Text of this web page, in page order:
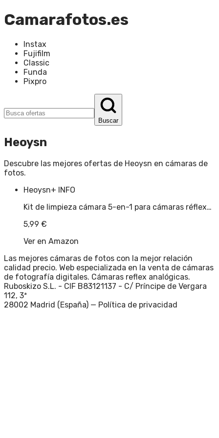
Camarafotos.es
Instax
Fujifilm
Classic
Funda
Pixpro
Buscar
Heoysn
Descubre las mejores ofertas de Heoysn en cámaras de
fotos.
Heoysn+ INFO
Kit de limpieza cámara 5-en-1 para cámaras réflex…
5,99 €
Ver en Amazon
Las mejores cámaras de fotos con la mejor relación
calidad precio. Web especializada en la venta de cámaras
de fotografía digitales. Cámaras reflex analógicas.
Ruboskizo S.L. - CIF B83121137 - C/ Príncipe de Vergara
112, 3ª
28002 Madrid (España) — Política de privacidad